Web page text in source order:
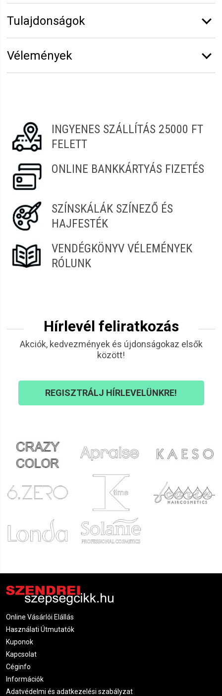
Tulajdonságok
Kiszerelés:
Vélemények
INGYENES SZÁLLÍTÁS 25000 FT
FELETT
ONLINE BANKKÁRTYÁS FIZETÉS
SZÍNSKÁLÁK SZÍNEZŐ ÉS
HAJFESTÉK
VENDÉGKÖNYV VÉLEMÉNYEK
RÓLUNK
Hírlevél feliratkozás
Akciók, kedvezmények és újdonságokaz elsők
között!
REGISZTRÁLJ HÍRLEVELÜNKRE!
Online Vásárlói Elállás
Használati Útmutatók
Kuponok
Kapcsolat
Céginfo
Információk
Adatvédelmi és adatkezelési szabályzat